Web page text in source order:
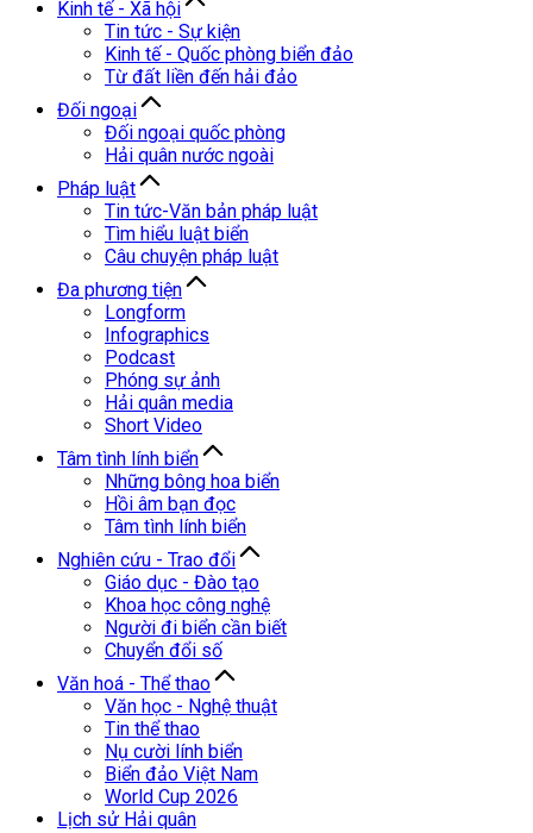
Kinh tế - Xã hội
Tin tức - Sự kiện
Kinh tế - Quốc phòng biển đảo
Từ đất liền đến hải đảo
Đối ngoại
Đối ngoại quốc phòng
Hải quân nước ngoài
Pháp luật
Tin tức-Văn bản pháp luật
Tìm hiểu luật biển
Câu chuyện pháp luật
Đa phương tiện
Longform
Infographics
Podcast
Phóng sự ảnh
Hải quân media
Short Video
Tâm tình lính biển
Những bông hoa biển
Hồi âm bạn đọc
Tâm tình lính biển
Nghiên cứu - Trao đổi
Giáo dục - Đào tạo
Khoa học công nghệ
Người đi biển cần biết
Chuyển đổi số
Văn hoá - Thể thao
Văn học - Nghệ thuật
Tin thể thao
Nụ cười lính biển
Biển đảo Việt Nam
World Cup 2026
Lịch sử Hải quân